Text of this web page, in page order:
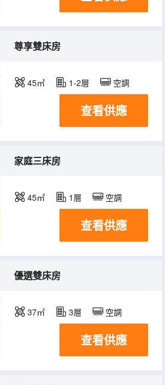
尊享雙床房
45㎡ 1-2層 空調
查看供應
家庭三床房
45㎡ 1層 空調
查看供應
優選雙床房
37㎡ 3層 空調
查看供應